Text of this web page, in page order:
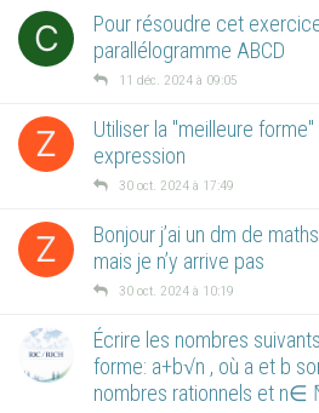
C
Pour résoudre cet
parallélogramme ABCD
11 déc. 2024 à 09:05
Z
Utiliser la "meilleure forme"
expression
30 oct. 2024 à 17:49
Z
Bonjour j’ai un dm de
mais je n’y arrive pas
30 oct. 2024 à 10:19
Écrire les nombres
forme: a+b√n , où a et b
nombres rationnels et n∈